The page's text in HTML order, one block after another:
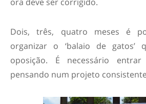
Dois, três, quatro meses é
organizar o ‘balaio de gatos’
oposição. É necessário
pensando num projeto